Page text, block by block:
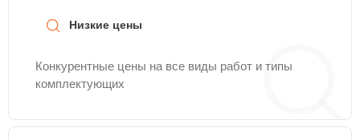
Низкие цены
Конкурентные цены на все виды работ и типы
комплектующих